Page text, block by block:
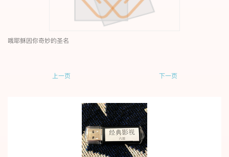
哦耶稣因你奇妙的圣名
上一页 下一页